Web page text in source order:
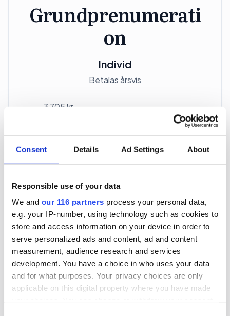
Consent Details Ad Settings About
Responsible use of your data
We and our 116 partners process your personal data,
e.g. your IP-number, using technology such as cookies to
store and access information on your device in order to
serve personalized ads and content, ad and content
measurement, audience research and services
development. You have a choice in who uses your data
and for what purposes. Your privacy choices are only
applicable on this digital property where you have made
Grundprenumerati
on
Individ
Betalas årsvis
3 705 kr
*Moms (6 %) ingår i alla priser.
Företagspaket